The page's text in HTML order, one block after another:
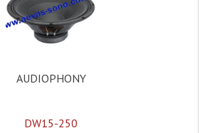
Case Plasma Et Écran LCD
Flight Case Régie
Platine Disque. Lecteurs CD
AUDIOPHONY
DW15-250